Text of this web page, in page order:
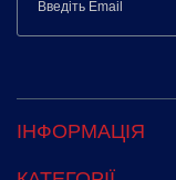
ІНФОРМАЦІЯ